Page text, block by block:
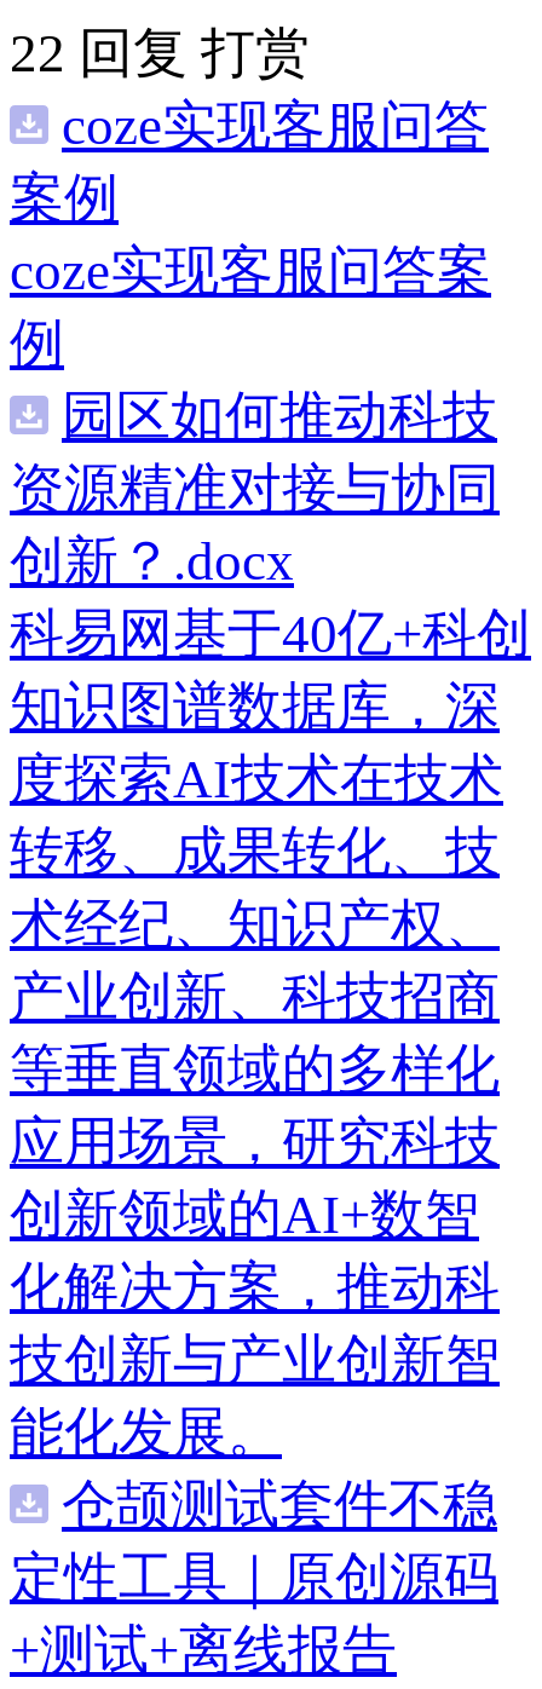
22 回复 打赏
coze实现客服问答
案例
coze实现客服问答案
例
园区如何推动科技
资源精准对接与协同
创新？.docx
科易网基于40亿+科创
知识图谱数据库，深
度探索AI技术在技术
转移、成果转化、技
术经纪、知识产权、
产业创新、科技招商
等垂直领域的多样化
应用场景，研究科技
创新领域的AI+数智
化解决方案，推动科
技创新与产业创新智
能化发展。
仓颉测试套件不稳
定性工具｜原创源码
+测试+离线报告